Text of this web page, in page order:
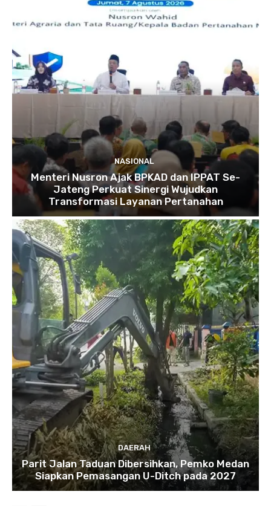
NASIONAL
Menteri Nusron Ajak BPKAD dan IPPAT Se-
Jateng Perkuat Sinergi Wujudkan
Transformasi Layanan Pertanahan
DAERAH
Parit Jalan Taduan Dibersihkan, Pemko Medan
Siapkan Pemasangan U-Ditch pada 2027